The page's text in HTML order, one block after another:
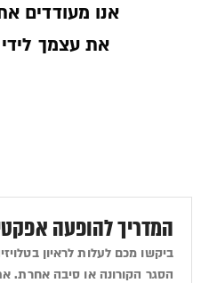
אנו מעודדים
את עצמך
המדריך להופעה
ביקשו מכם לעלות לראיון
הסגר הקורונה או סיבה אחרת.